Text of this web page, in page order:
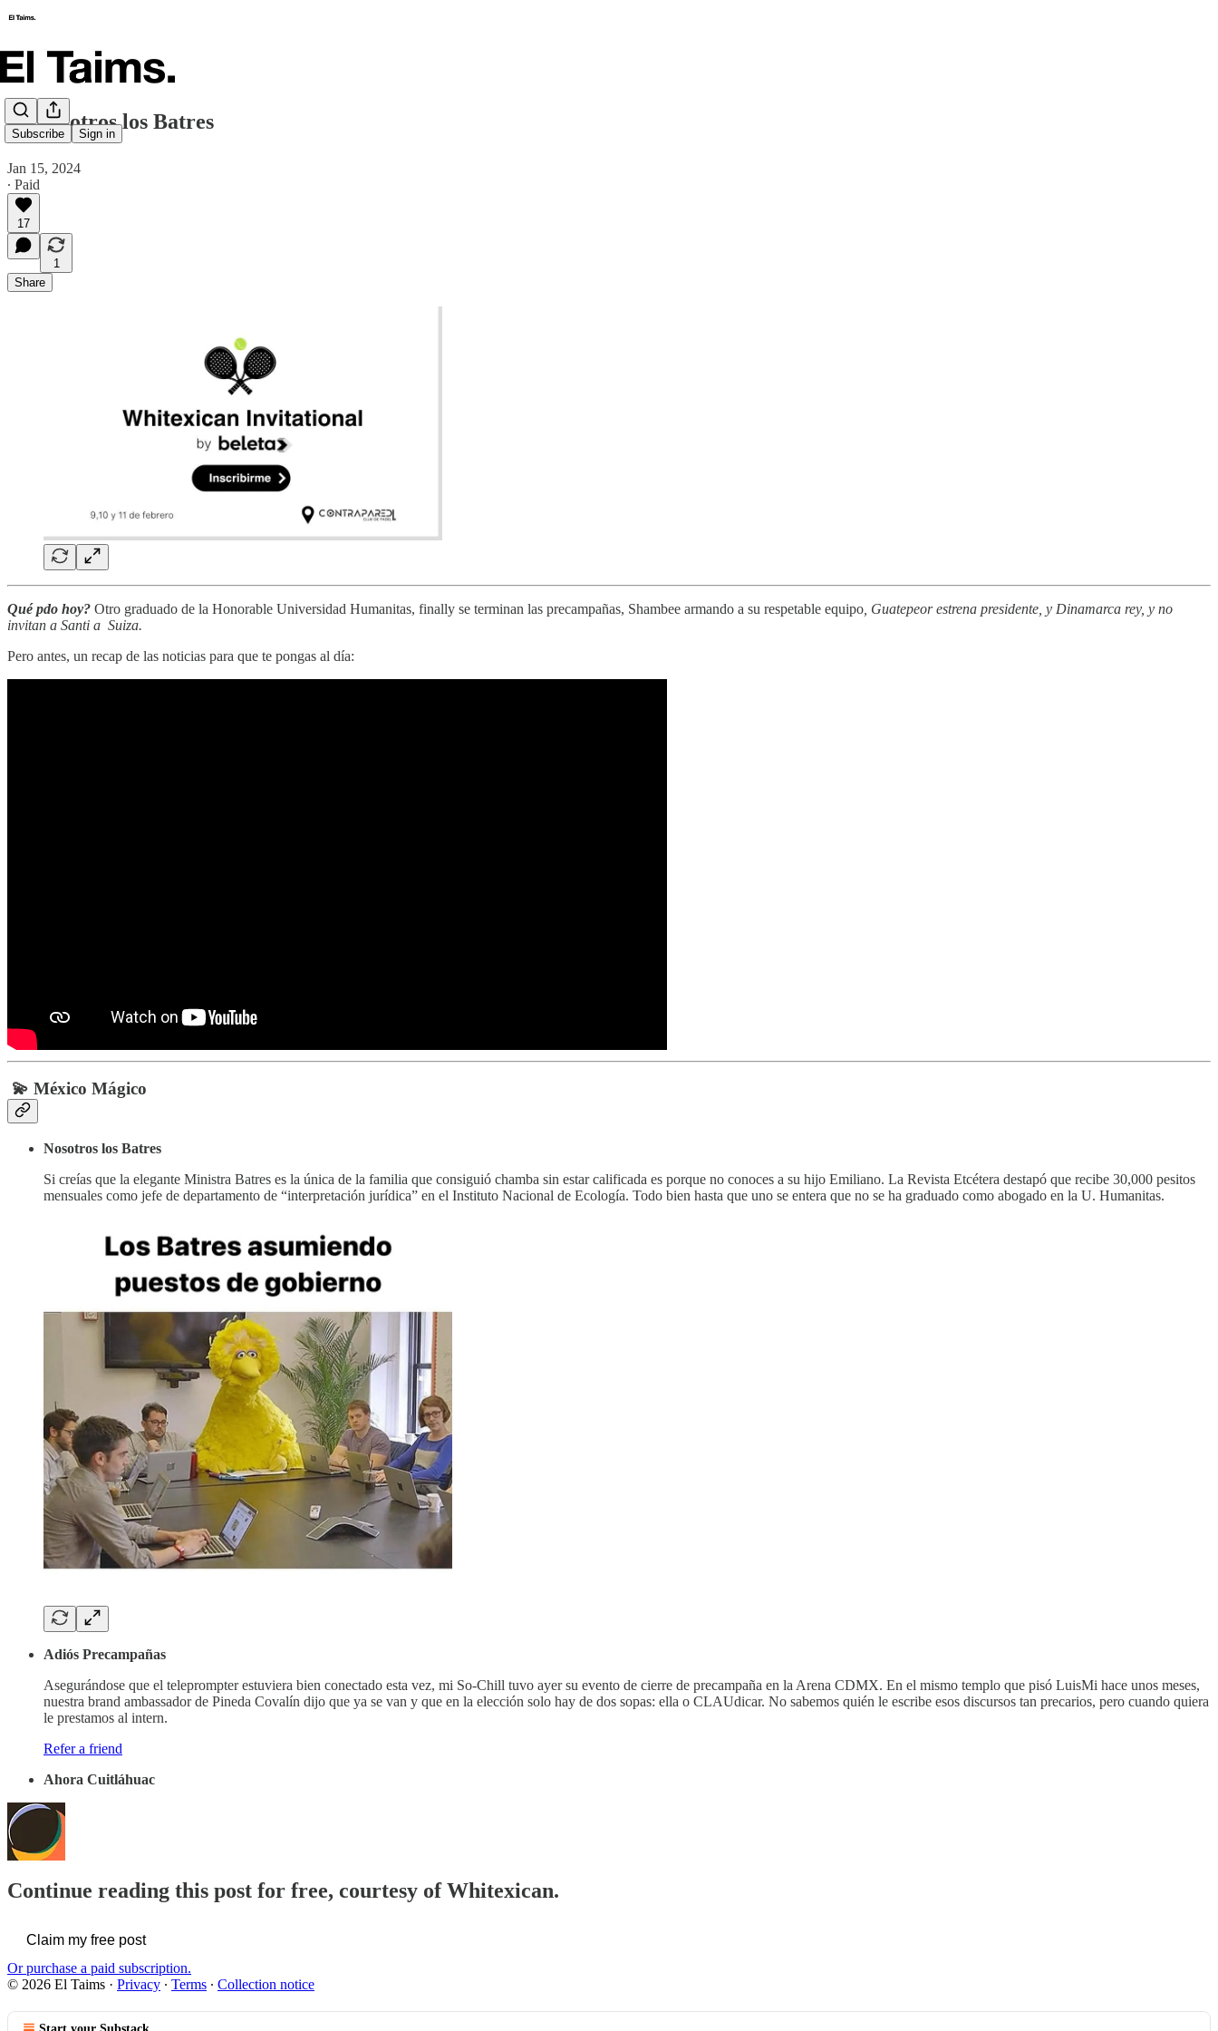
Subscribe Sign in
🗞️ Nosotros los Batres
Jan 15, 2024
∙ Paid
17
1
Share
Qué pdo hoy? Otro graduado de la Honorable Universidad Humanitas, finally se terminan las precampañas, Shambee armando a su respetable equipo , Guatepeor estrena presidente, y Dinamarca rey, y no
invitan a Santi a Suiza.
Pero antes, un recap de las noticias para que te pongas al día:
💫 México Mágico
Nosotros los Batres
Si creías que la elegante Ministra Batres es la única de la familia que consiguió chamba sin estar calificada es porque no conoces a su hijo Emiliano. La Revista Etcétera destapó que recibe 30,000 pesitos
mensuales como jefe de departamento de “interpretación jurídica” en el Instituto Nacional de Ecología. Todo bien hasta que uno se entera que no se ha graduado como abogado en la U. Humanitas.
Adiós Precampañas
Asegurándose que el teleprompter estuviera bien conectado esta vez, mi So-Chill tuvo ayer su evento de cierre de precampaña en la Arena CDMX. En el mismo templo que pisó LuisMi hace unos meses,
nuestra brand ambassador de Pineda Covalín dijo que ya se van y que en la elección solo hay de dos sopas: ella o CLAUdicar. No sabemos quién le escribe esos discursos tan precarios, pero cuando quiera
le prestamos al intern.
Refer a friend
Ahora Cuitláhuac
Continue reading this post for free, courtesy of Whitexican.
Claim my free post
Or purchase a paid subscription.
© 2026 El Taims · Privacy ∙ Terms ∙ Collection notice